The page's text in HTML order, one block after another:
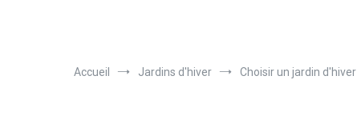
Accueil Jardins d'hiver Choisir un jardin d'hiver